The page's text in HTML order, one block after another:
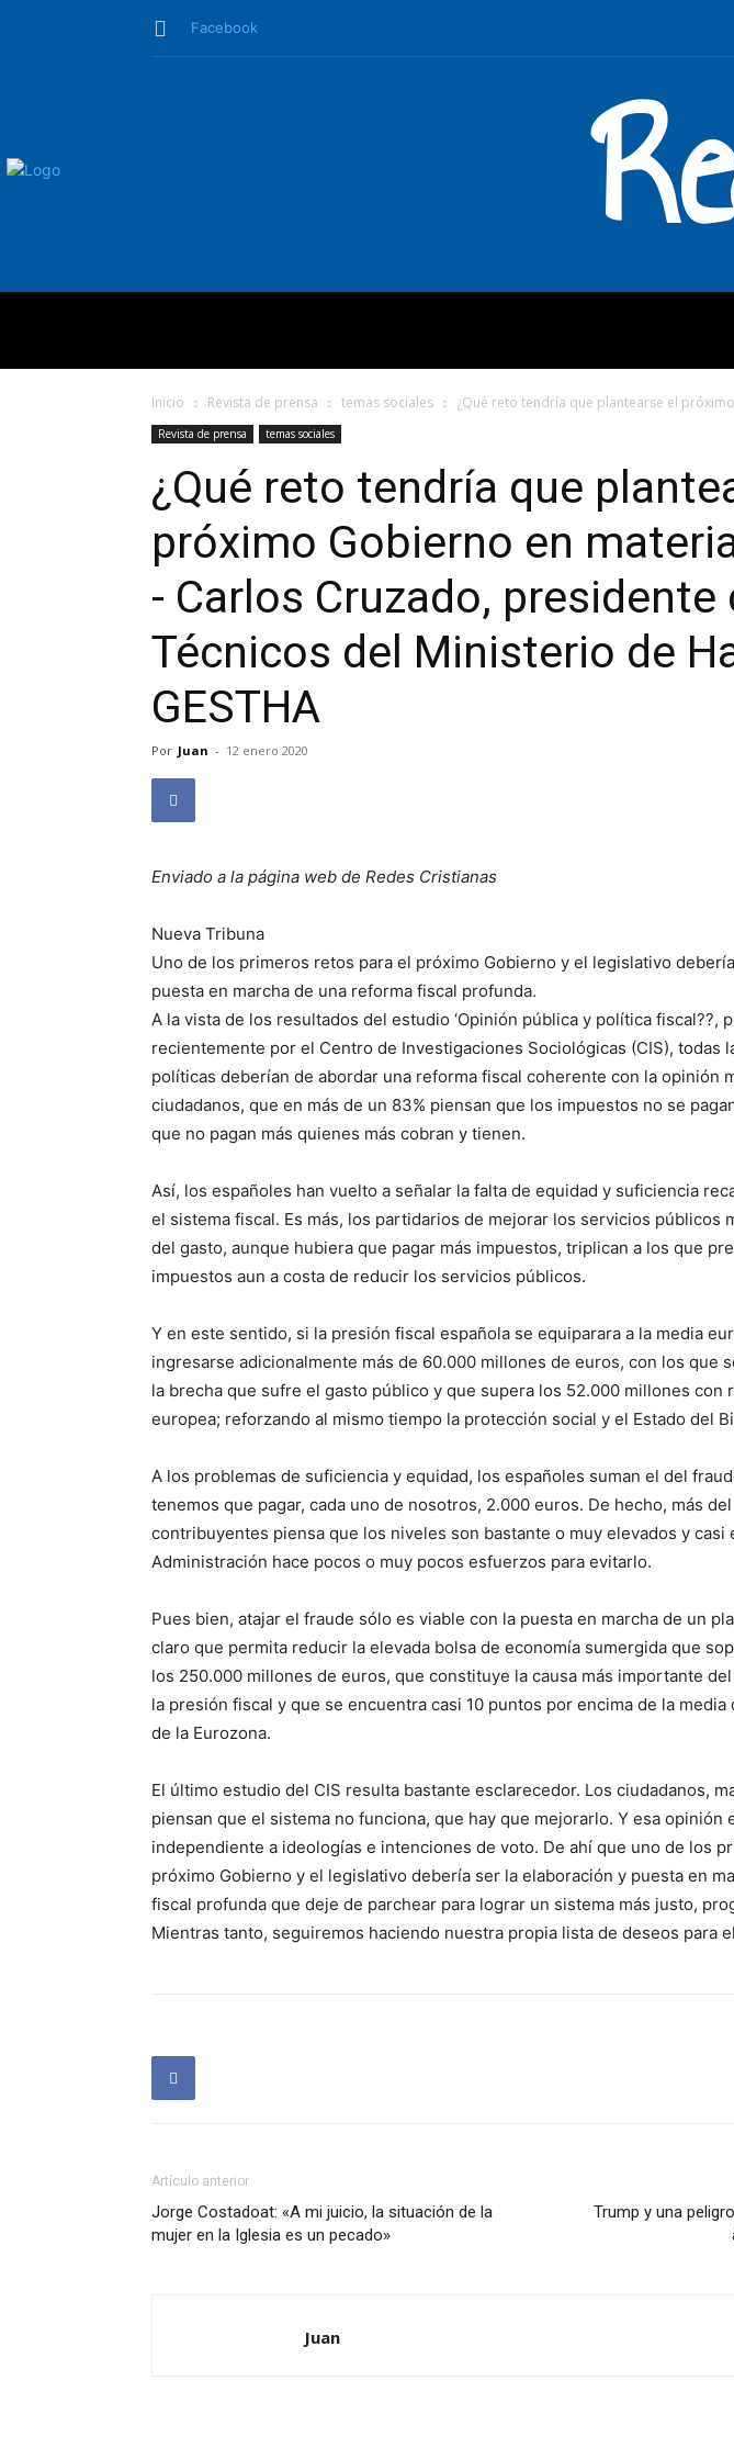
Facebook
Inicio Revista de prensa temas sociales ¿Qué reto tendría que plantearse el
Revista de prensa temas sociales
¿Qué reto tendría que
próximo Gobierno en
- Carlos Cruzado, presidente
Técnicos del Ministerio de
GESTHA
Por Juan - 12 enero 2020
Enviado a la página web de Redes Cristianas
Nueva Tribuna
Uno de los primeros retos para el próximo Gobierno y el legislativo
puesta en marcha de una reforma fiscal profunda.
A la vista de los resultados del estudio ‘Opinión pública y política fiscal??,
recientemente por el Centro de Investigaciones Sociológicas (CIS), todas
políticas deberían de abordar una reforma fiscal coherente con la opinión
ciudadanos, que en más de un 83% piensan que los impuestos no se
que no pagan más quienes más cobran y tienen.
Así, los españoles han vuelto a señalar la falta de equidad y suficiencia
el sistema fiscal. Es más, los partidarios de mejorar los servicios públicos
del gasto, aunque hubiera que pagar más impuestos, triplican a los que
impuestos aun a costa de reducir los servicios públicos.
Y en este sentido, si la presión fiscal española se equiparara a la media
ingresarse adicionalmente más de 60.000 millones de euros, con los que
la brecha que sufre el gasto público y que supera los 52.000 millones con
europea; reforzando al mismo tiempo la protección social y el Estado del
A los problemas de suficiencia y equidad, los españoles suman el del
tenemos que pagar, cada uno de nosotros, 2.000 euros. De hecho, más
contribuyentes piensa que los niveles son bastante o muy elevados y casi
Administración hace pocos o muy pocos esfuerzos para evitarlo.
Pues bien, atajar el fraude sólo es viable con la puesta en marcha de un
claro que permita reducir la elevada bolsa de economía sumergida que
los 250.000 millones de euros, que constituye la causa más importante
la presión fiscal y que se encuentra casi 10 puntos por encima de la
de la Eurozona.
El último estudio del CIS resulta bastante esclarecedor. Los ciudadanos,
piensan que el sistema no funciona, que hay que mejorarlo. Y esa opinión
independiente a ideologías e intenciones de voto. De ahí que uno de los
próximo Gobierno y el legislativo debería ser la elaboración y puesta en
fiscal profunda que deje de parchear para lograr un sistema más justo,
Mientras tanto, seguiremos haciendo nuestra propia lista de deseos para
Artículo anterior
Jorge Costadoat: «A mi juicio, la situación de la
mujer en la Iglesia es un pecado»
Trump y una
Juan